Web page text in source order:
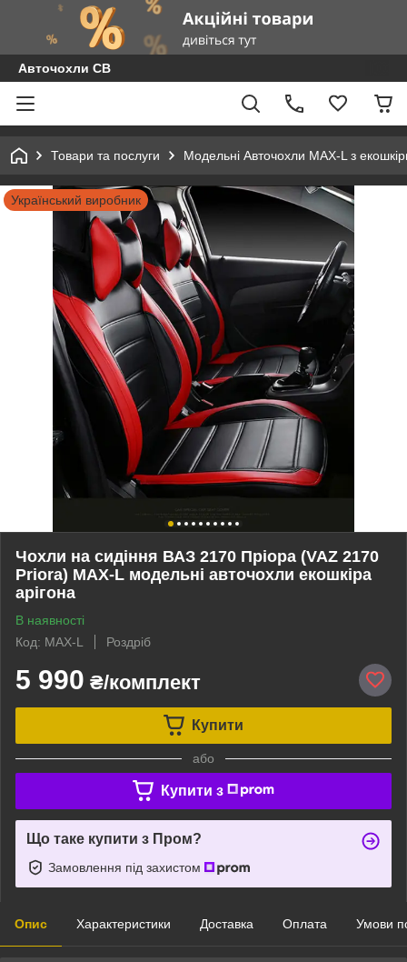
Авточохли СВ
Товари та послуги Модельні Авточохли MAX-L з
Український виробник
Чохли на сидіння ВАЗ 2170 Пріора (VAZ 2170
Priora) MAX-L модельні авточохли екошкіра
арігона
В наявності
Код: MAX-L
Роздріб
5 990 ₴/комплект
Купити
або
Купити з
Що таке купити з Пром?
Замовлення під захистом
Опис Характеристики Доставка Оплата Умови